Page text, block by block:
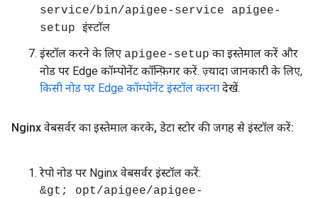
service/bin/apigee-service apigee-
setup इंस्टॉल
इंस्टॉल करने के लिए apigee-setup का इस्तेमाल करें और
नोड पर Edge कॉम्पोनेंट कॉन्फ़िगर करें. ज़्यादा जानकारी के लिए,
किसी नोड पर Edge कॉम्पोनेंट इंस्टॉल करना देखें.
Nginx वेबसर्वर का इस्तेमाल करके, डेटा स्टोर की जगह से इंस्टॉल करें:
रेपो नोड पर Nginx वेबसर्वर इंस्टॉल करें:
&gt; opt/apigee/apigee-